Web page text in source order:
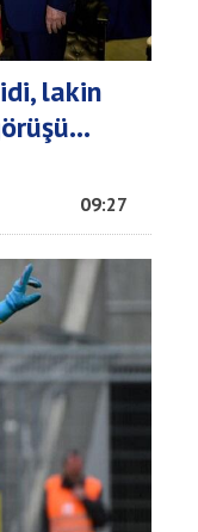
lakin
09:27